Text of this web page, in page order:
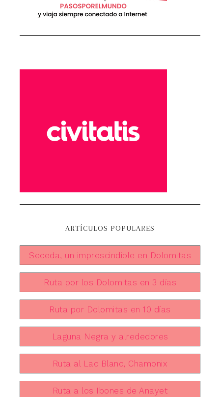
ARTÍCULOS POPULARES
Seceda, un imprescindible en Dolomitas
Ruta por los Dolomitas en 3 días
Ruta por Dolomitas en 10 días
Laguna Negra y alrededores
Ruta al Lac Blanc, Chamonix
Ruta a los Ibones de Anayet